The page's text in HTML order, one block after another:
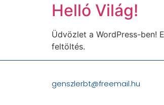
Helló Világ!
Üdvözlet a WordPress-ben!
feltöltés.
genszlerbt@freemail.hu